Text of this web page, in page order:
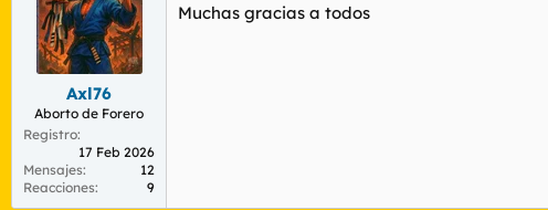
i
Axl76
Aborto de Forero
Registro
17 Feb 2026
Mensajes
12
Reacciones
9
Muchas gracias a todos